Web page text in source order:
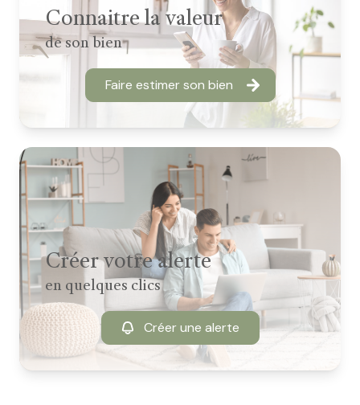
Connaitre la valeur
de son bien
Faire estimer son bien
Créer votre alerte
en quelques clics
Créer une alerte